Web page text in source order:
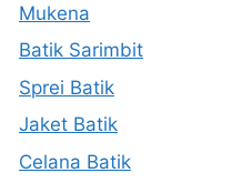
Mukena
Batik Sarimbit
Sprei Batik
Jaket Batik
Celana Batik